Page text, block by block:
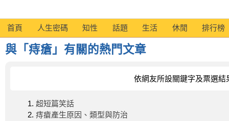
首頁 人生密碼 知性 話題 生活 休閒 排行榜
與「痔瘡」有關的熱門文章
依網友所設關鍵字及票選結
超短篇笑話
痔瘡產生原因、類型與防治